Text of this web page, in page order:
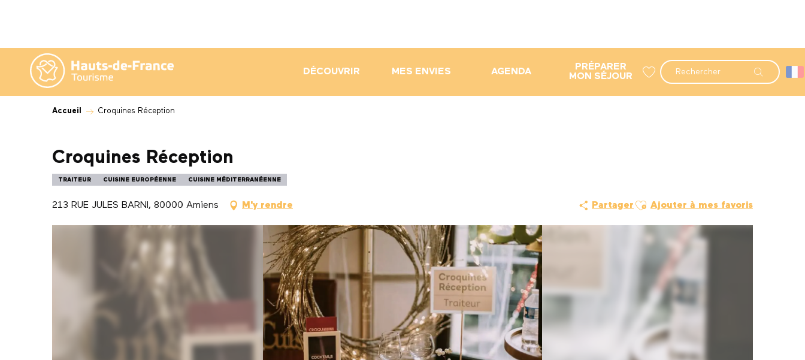
contenu
principal
Recherche
DÉCOUVRIR MES ENVIES AGENDA
PRÉPARER
MON SÉJOUR
Accueil Croquines Réception
Croquines Réception
TRAITEUR CUISINE EUROPÉENNE CUISINE MÉDITERRANÉENNE
213 RUE JULES BARNI, 80000 Amiens M'y rendre Partager Ajouter aux favoris
Ajouter à mes favoris